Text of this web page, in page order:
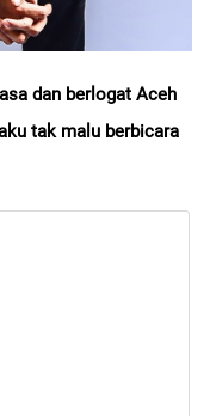
dan berlogat Aceh
tak malu berbicara